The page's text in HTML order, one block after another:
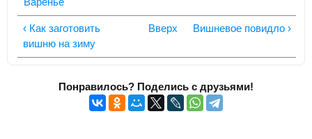
‹ Как заготовить
вишню на зиму
Вверх Вишневое повидло ›
Понравилось? Поделись с друзьями!